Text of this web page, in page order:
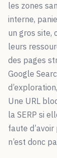
les zones
interne,
un gros site,
leurs
des pages
Google
Une URL
la SERP si
faute
n’est donc